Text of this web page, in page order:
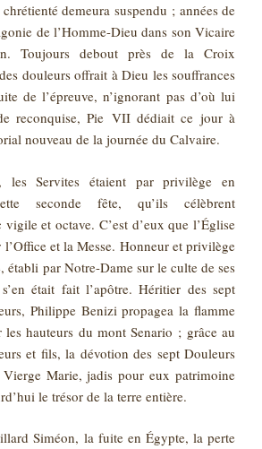
demeura suspendu ; années de
de l’Homme-Dieu dans son Vicaire
Toujours debout près de la Croix
douleurs offrait à Dieu les souffrances
de l’épreuve, n’ignorant pas d’où lui
reconquise, Pie VII dédiait ce jour à
nouveau de la journée du Calvaire.
les Servites étaient par privilège en
seconde fête, qu’ils célèbrent
et octave. C’est d’eux que l’Église
et la Messe. Honneur et privilège
établi par Notre-Dame sur le culte de ses
était fait l’apôtre. Héritier des sept
Philippe Benizi propagea la flamme
hauteurs du mont Senario ; grâce au
et fils, la dévotion des sept Douleurs
Marie, jadis pour eux patrimoine
le trésor de la terre entière.
Siméon, la fuite en Égypte, la perte